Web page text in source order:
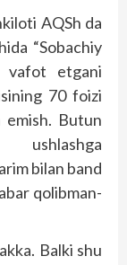
AQSh da
“Sobachiy
vafot etgani
70 foizi
emish. Butun
bilan band
qolibman-
Balki shu